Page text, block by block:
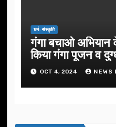
धर्म-संस्कृति
गंगा बचाओ
किया गंगा पूजन व
OCT 4, 2024 NEWS